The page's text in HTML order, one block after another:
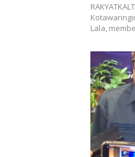
Lala,